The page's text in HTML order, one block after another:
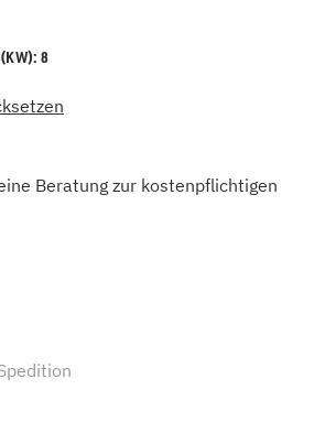
(KW): 8
Beratung zur kostenpflichtigen